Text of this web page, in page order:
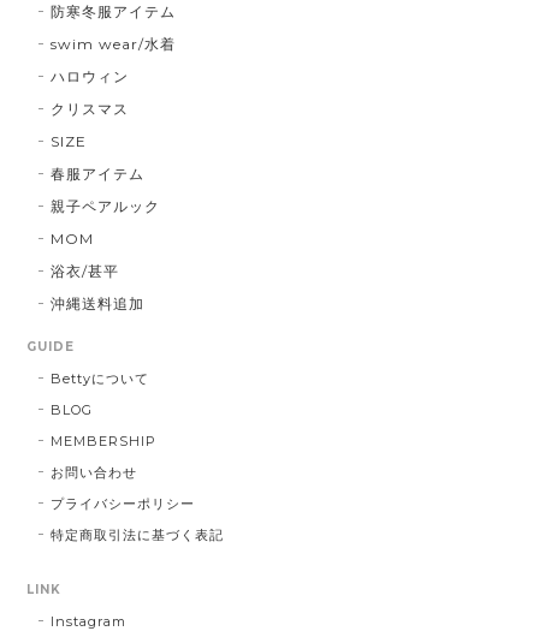
防寒冬服アイテム
swim wear/水着
ハロウィン
クリスマス
SIZE
春服アイテム
親子ペアルック
MOM
浴衣/甚平
沖縄送料追加
GUIDE
Bettyについて
BLOG
MEMBERSHIP
お問い合わせ
プライバシーポリシー
特定商取引法に基づく表記
LINK
Instagram